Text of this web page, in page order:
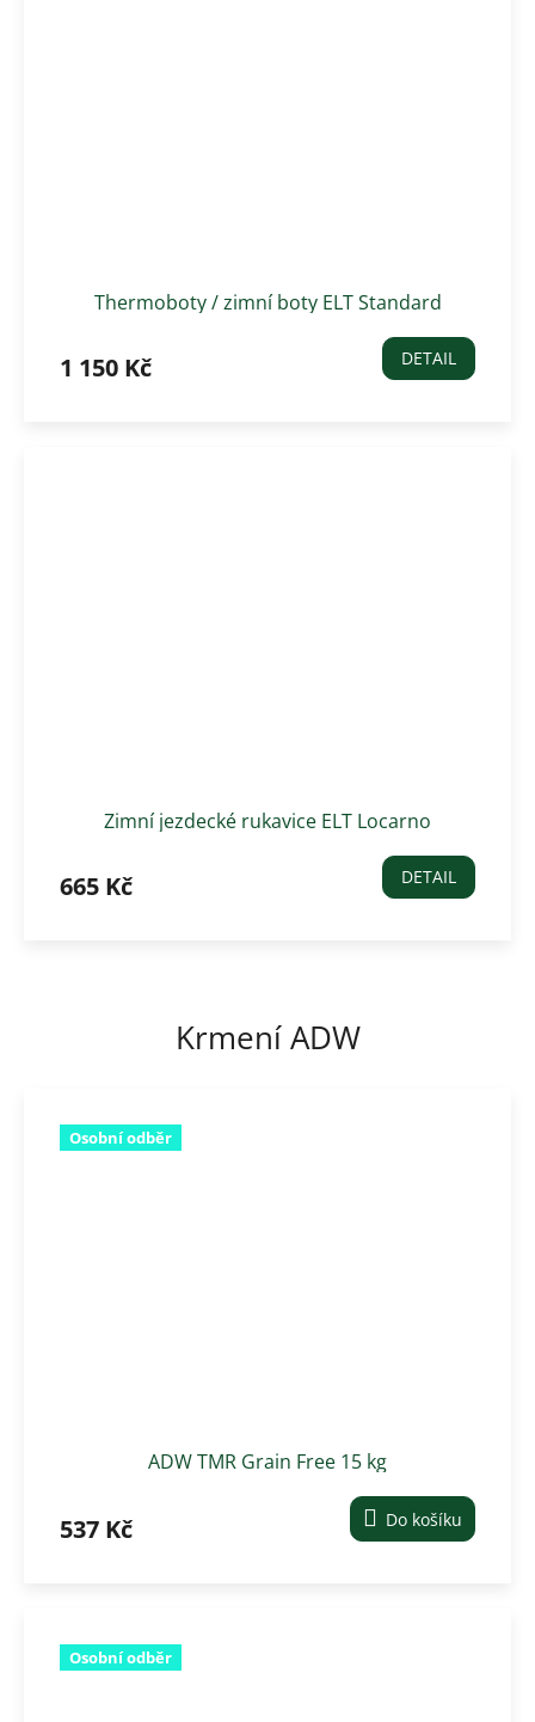
Thermoboty / zimní boty ELT Standard
1 150 Kč DETAIL
Zimní jezdecké rukavice ELT Locarno
665 Kč DETAIL
Krmení ADW
Osobní odběr
ADW TMR Grain Free 15 kg
537 Kč Do košíku
Osobní odběr